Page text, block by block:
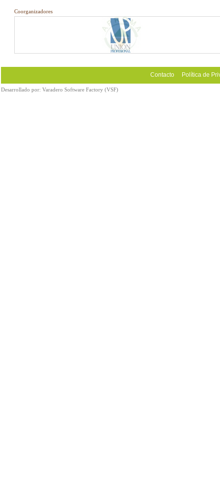
Coorganizadores
Contacto Política de
Desarrollado por: Varadero Software Factory (VSF)